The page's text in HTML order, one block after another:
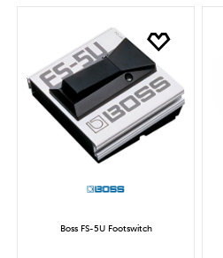
Boss FS-5U Footswitch